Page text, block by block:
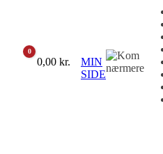
Cart
0
0,00 kr.
MIN
SIDE